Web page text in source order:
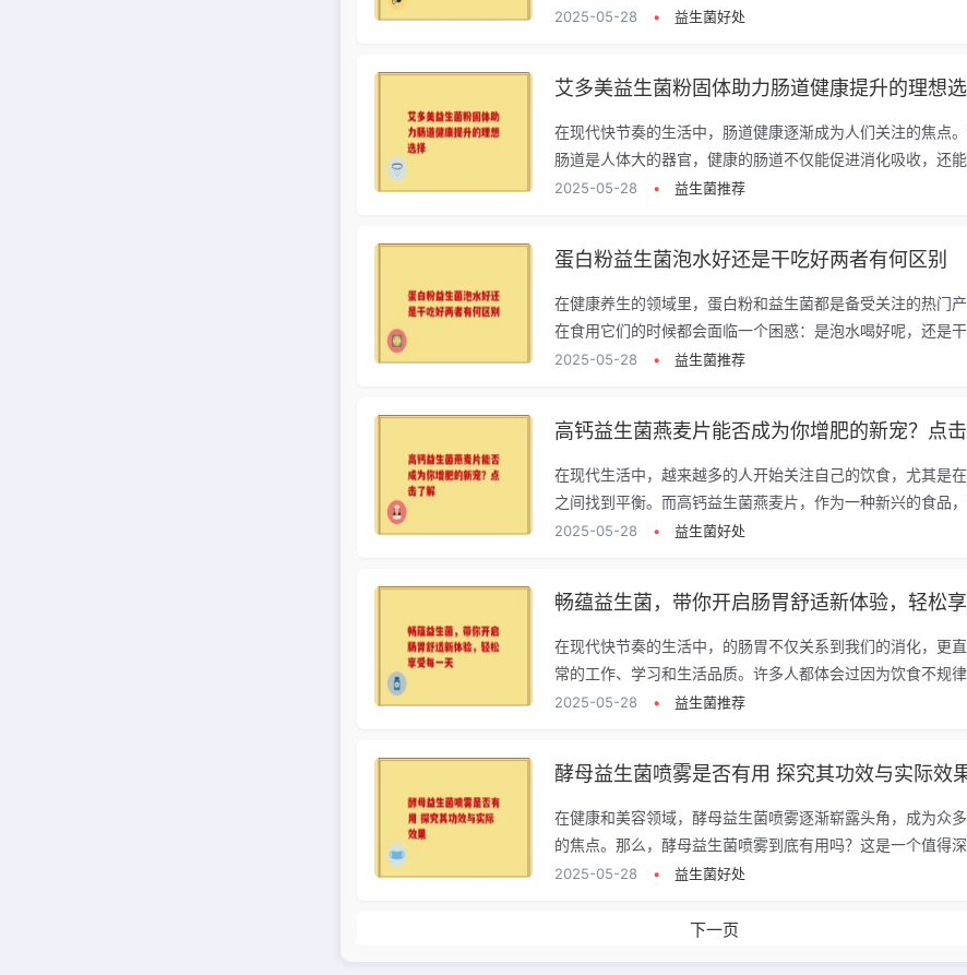
2025-05-28 • 益生菌好处
艾多美益生菌粉固体助力肠道健康提升的理想
在现代快节奏的生活中，肠道健康逐渐成为人们关注的焦点。
肠道是人体大的器官，健康的肠道不仅能促进消化吸收，还
2025-05-28 • 益生菌推荐
蛋白粉益生菌泡水好还是干吃好两者有何区别
在健康养生的领域里，蛋白粉和益生菌都是备受关注的热门
在食用它们的时候都会面临一个困惑：是泡水喝好呢，还是
2025-05-28 • 益生菌推荐
高钙益生菌燕麦片能否成为你增肥的新宠？点
在现代生活中，越来越多的人开始关注自己的饮食，尤其是
之间找到平衡。而高钙益生菌燕麦片，作为一种新兴的食品
2025-05-28 • 益生菌好处
畅蕴益生菌，带你开启肠胃舒适新体验，轻松
在现代快节奏的生活中，的肠胃不仅关系到我们的消化，更
常的工作、学习和生活品质。许多人都体会过因为饮食不规
2025-05-28 • 益生菌推荐
酵母益生菌喷雾是否有用 探究其功效与实际效
在健康和美容领域，酵母益生菌喷雾逐渐崭露头角，成为众
的焦点。那么，酵母益生菌喷雾到底有用吗？这是一个值得
2025-05-28 • 益生菌好处
下一页